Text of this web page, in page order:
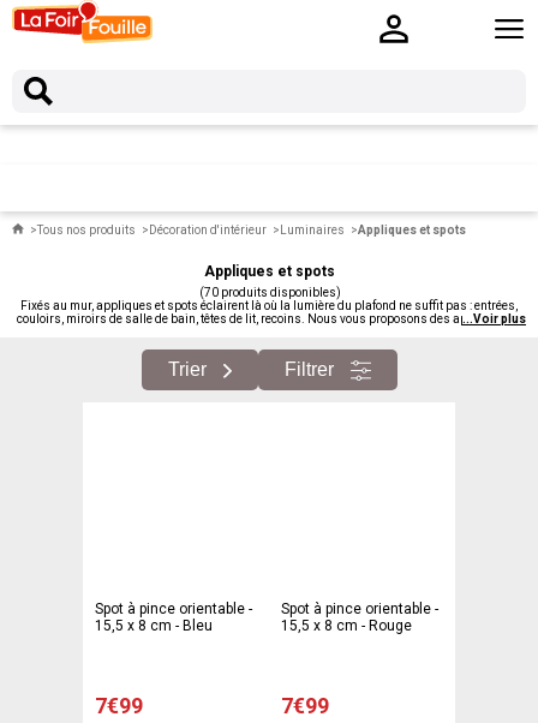
Tous nos produits Décoration d'intérieur Luminaires Appliques et spots
Appliques et spots
(70 produits disponibles)
Fixés au mur, appliques et spots éclairent là où la lumière du plafond ne suffit pas : entrées,
couloirs, miroirs de salle de bain, têtes de lit, recoins. Nous vous proposons des appliques et
...Voir plus
Trier Filtrer
Spot à pince orientable -
15,5 x 8 cm - Bleu
7€99
Spot à pince orientable -
15,5 x 8 cm - Rouge
7€99